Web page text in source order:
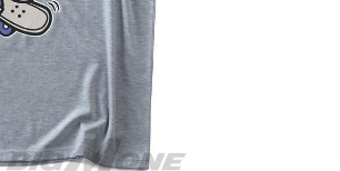
ます。）
ございます。
ので、予めご了承下さい。
(例：裾にファスナーや調節ひもが付いている、極
連絡ください。